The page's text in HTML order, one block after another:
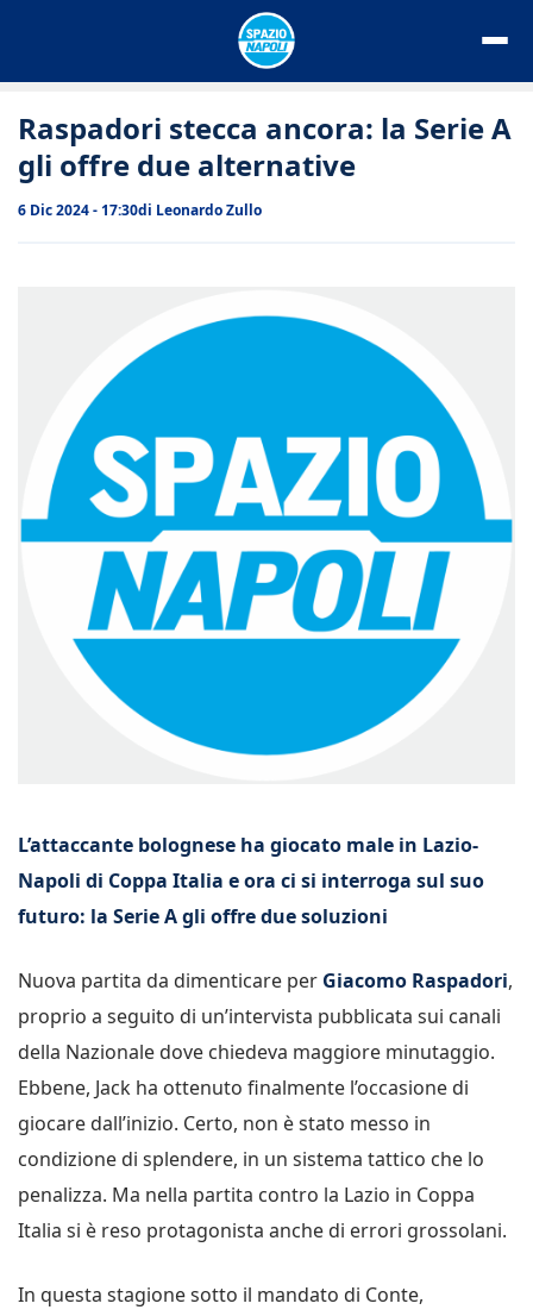
Raspadori stecca ancora: la Serie A
gli offre due alternative
6 Dic 2024 - 17:30di Leonardo Zullo
L’attaccante bolognese ha giocato male in Lazio-
Napoli di Coppa Italia e ora ci si interroga sul suo
futuro: la Serie A gli offre due soluzioni
Nuova partita da dimenticare per Giacomo Raspadori,
proprio a seguito di un’intervista pubblicata sui canali
della Nazionale dove chiedeva maggiore minutaggio.
Ebbene, Jack ha ottenuto finalmente l’occasione di
giocare dall’inizio. Certo, non è stato messo in
condizione di splendere, in un sistema tattico che lo
penalizza. Ma nella partita contro la Lazio in Coppa
Italia si è reso protagonista anche di errori grossolani.
In questa stagione sotto il mandato di Conte,